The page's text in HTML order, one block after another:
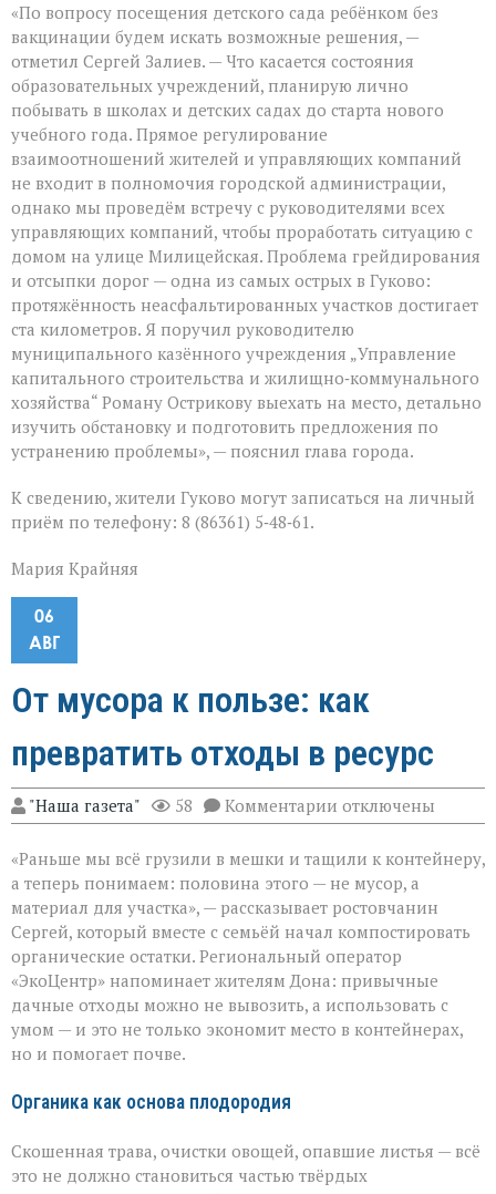
«По вопросу посещения детского сада ребёнком без
вакцинации будем искать возможные решения, —
отметил Сергей Залиев. — Что касается состояния
образовательных учреждений, планирую лично
побывать в школах и детских садах до старта нового
учебного года. Прямое регулирование
взаимоотношений жителей и управляющих компаний
не входит в полномочия городской администрации,
однако мы проведём встречу с руководителями всех
управляющих компаний, чтобы проработать ситуацию с
домом на улице Милицейская. Проблема грейдирования
и отсыпки дорог — одна из самых острых в Гуково:
протяжённость неасфальтированных участков достигает
ста километров. Я поручил руководителю
муниципального казённого учреждения „Управление
капитального строительства и жилищно‑коммунального
хозяйства“ Роману Острикову выехать на место, детально
изучить обстановку и подготовить предложения по
устранению проблемы», — пояснил глава города.
К сведению, жители Гуково могут записаться на личный
приём по телефону: 8 (86361) 5‑48‑61.
Мария Крайняя
06
АВГ
От мусора к пользе: как
превратить отходы в ресурс
"Наша газета" 58 Комментарии к
записи
мусора
к
пользе:
как
превратить
отходы
в
ресурс
отключены
«Раньше мы всё грузили в мешки и тащили к контейнеру,
а теперь понимаем: половина этого — не мусор, а
материал для участка», — рассказывает ростовчанин
Сергей, который вместе с семьёй начал компостировать
органические остатки. Региональный оператор
«ЭкоЦентр» напоминает жителям Дона: привычные
дачные отходы можно не вывозить, а использовать с
умом — и это не только экономит место в контейнерах,
но и помогает почве.
Органика как основа плодородия
Скошенная трава, очистки овощей, опавшие листья — всё
это не должно становиться частью твёрдых